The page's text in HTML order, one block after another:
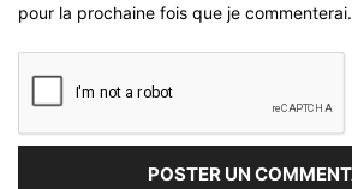
pour la prochaine fois que je commenterai.